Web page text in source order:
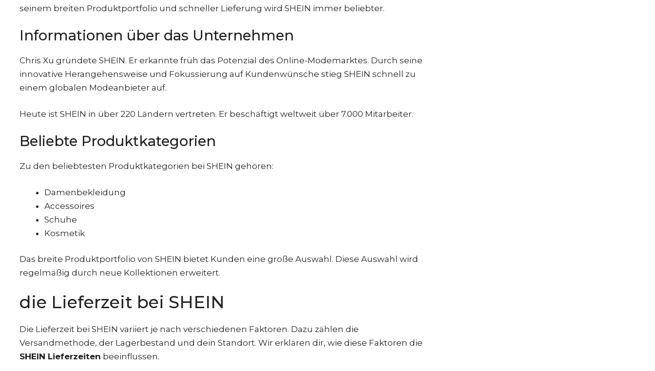
seinem breiten Produktportfolio und schneller Lieferung wird SHEIN immer beliebter.
Informationen über das Unternehmen
Chris Xu gründete SHEIN. Er erkannte früh das Potenzial des Online-Modemarktes. Durch seine
innovative Herangehensweise und Fokussierung auf Kundenwünsche stieg SHEIN schnell zu
einem globalen Modeanbieter auf.
Heute ist SHEIN in über 220 Ländern vertreten. Er beschäftigt weltweit über 7.000 Mitarbeiter.
Beliebte Produktkategorien
Zu den beliebtesten Produktkategorien bei SHEIN gehören:
Damenbekleidung
Accessoires
Schuhe
Kosmetik
Das breite Produktportfolio von SHEIN bietet Kunden eine große Auswahl. Diese Auswahl wird
regelmäßig durch neue Kollektionen erweitert.
die Lieferzeit bei SHEIN
Die Lieferzeit bei SHEIN variiert je nach verschiedenen Faktoren. Dazu zählen die
Versandmethode, der Lagerbestand und dein Standort. Wir erklären dir, wie diese Faktoren die
SHEIN Lieferzeiten beeinflussen.